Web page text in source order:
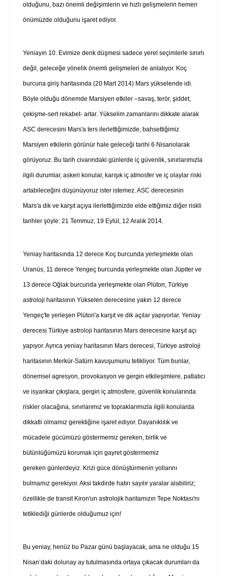
olduğunu, bazı önemli değişimlerin ve hızlı gelişmelerin hemen
önümüzde olduğunu işaret ediyor.
Yeniayın 10. Evimize denk düşmesi sadece yerel seçimlerle sınırlı
değil, geleceğe yönelik önemli gelişmeleri de anlatıyor. Koç
burcuna giriş haritasında (20 Mart 2014) Mars yükselende idi.
Böyle olduğu dönemde Marsiyen etkiler –savaş, terör, şiddet,
çekişme-sert rekabet- artar. Yükselim zamanlarını dikkate alarak
ASC derecesini Mars'a ters ilerlettiğimizde, bahsettiğimiz
Marsiyen etkilerin görünür hale geleceği tarihi 6 Nisanolarak
görüyoruz. Bu tarih civarındaki günlerde iç güvenlik, sınırlarımızla
ilgili durumlar, askeri konular, karışık iç atmosfer ve iç olaylar riski
artabileceğini düşünüyoruz ister istemez. ASC derecesinin
Mars'a dik ve karşıt açıya ilerlettiğimizde elde ettiğimiz diğer riskli
tarihler şöyle: 21 Temmuz, 19 Eylül, 12 Aralık 2014.
Yeniay haritasında 12 derece Koç burcunda yerleşmekte olan
Uranüs, 11 derece Yengeç burcunda yerleşmekte olan Jüpiter ve
13 derece Oğlak burcunda yerleşmekte olan Plüton, Türkiye
astroloji haritasının Yükselen derecesine yakın 12 derece
Yengeç'te yerleşen Plüton'a karşıt ve dik açılar yapıyorlar. Yeniay
derecesi Türkiye astroloji haritasının Mars derecesine karşıt açı
yapıyor. Ayrıca yeniay haritasının Mars derecesi, Türkiye astroloji
haritasının Merkür-Satürn kavuşumunu tetikliyor. Tüm bunlar,
dönemsel agresyon, provokasyon ve gergin etkileşimlere, patlatıcı
ve isyankar çıkışlara, gergin iç atmosfere, güvenlik konularında
riskler olacağına, sınırlarımız ve topraklarımızla ilgili konularda
dikkatli olmamız gerektiğine işaret ediyor. Dayanıklılık ve
mücadele gücümüzü göstermemiz gereken, birlik ve
bütünlüğümüzü korumak için gayret göstermemiz
gereken günlerdeyiz. Krizi güce dönüştürmenin yollarını
bulmamız gerekiyor. Aksi takdirde hatırı sayılır yaralar alabiliriz;
özellikle de transit Kiron'un astrolojik haritamızın Tepe Noktası'nı
tetiklediği günlerde olduğumuz için!
Bu yeniay, henüz bu Pazar günü başlayacak, ama ne olduğu 15
Nisan’daki dolunay ay tutulmasında ortaya çıkacak durumları da